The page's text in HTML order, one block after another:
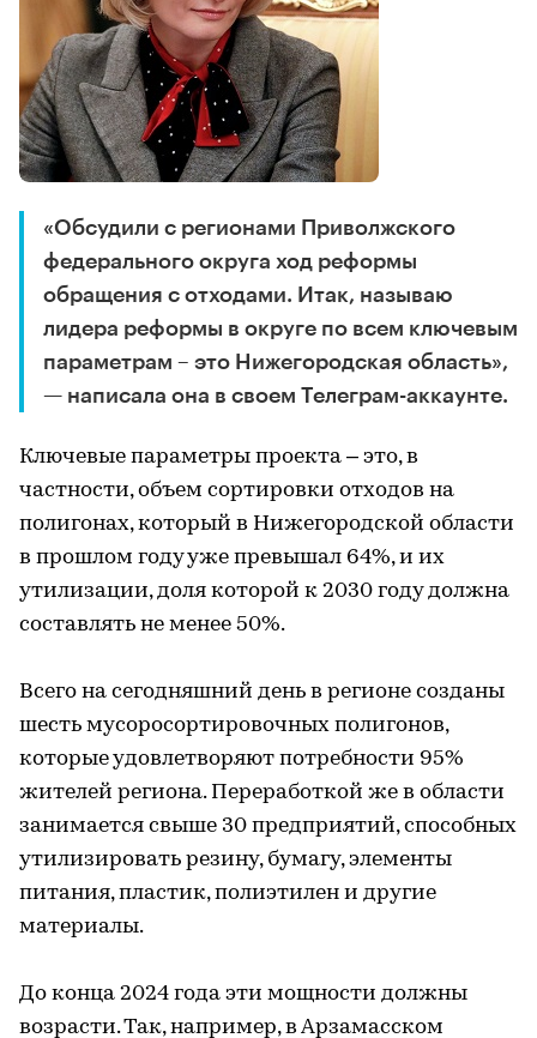
«Обсудили с регионами Приволжского
федерального округа ход реформы
обращения с отходами. Итак, называю
лидера реформы в округе по всем ключевым
параметрам – это Нижегородская область»,
— написала она в своем Телеграм-аккаунте.
Ключевые параметры проекта – это, в
частности, объем сортировки отходов на
полигонах, который в Нижегородской области
в прошлом году уже превышал 64%, и их
утилизации, доля которой к 2030 году должна
составлять не менее 50%.
Всего на сегодняшний день в регионе созданы
шесть мусоросортировочных полигонов,
которые удовлетворяют потребности 95%
жителей региона. Переработкой же в области
занимается свыше 30 предприятий, способных
утилизировать резину, бумагу, элементы
питания, пластик, полиэтилен и другие
материалы.
До конца 2024 года эти мощности должны
возрасти. Так, например, в Арзамасском